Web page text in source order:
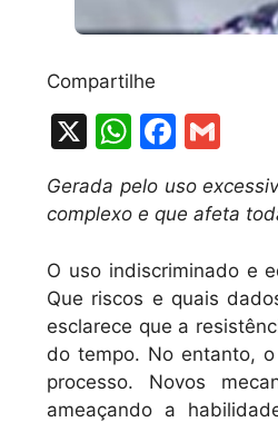
Compartilhe
X
W
h
at
A
p
p
F
c
b
o
o
k
ai
Gerada pelo uso
complexo e que afeta
O uso indiscriminado e
Que riscos e quais
esclarece que a
do tempo. No entanto,
processo. Novos
ameaçando a